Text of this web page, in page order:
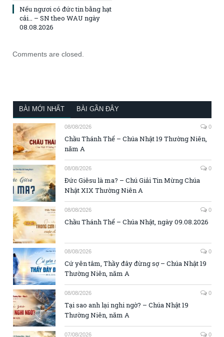
Nếu ngươi có đức tin bằng hạt
cải… – SN theo WAU ngày
08.08.2026
Comments are closed.
BÀI MỚI NHẤT BÀI GẦN ĐÂY
08/08/2026 0
Chầu Thánh Thể – Chúa Nhật 19 Thường Niên,
năm A
08/08/2026 0
Đức Giêsu là ma? – Chú Giải Tin Mừng Chúa
Nhật XIX Thường Niên A
08/08/2026 0
Chầu Thánh Thể – Chúa Nhật, ngày 09.08.2026
08/08/2026 0
Cứ yên tâm, Thầy đây đừng sợ – Chúa Nhật 19
Thường Niên, năm A
08/08/2026 0
Tại sao anh lại nghi ngờ? – Chúa Nhật 19
Thường Niên, năm A
07/08/2026 0